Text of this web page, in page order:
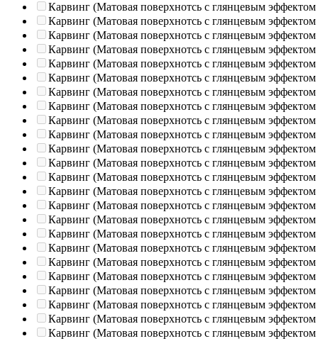
Карвинг (Матовая поверхнотсь с глянцевым эффектом
Карвинг (Матовая поверхнотсь с глянцевым эффектом
Карвинг (Матовая поверхнотсь с глянцевым эффектом
Карвинг (Матовая поверхнотсь с глянцевым эффектом
Карвинг (Матовая поверхнотсь с глянцевым эффектом
Карвинг (Матовая поверхнотсь с глянцевым эффектом
Карвинг (Матовая поверхнотсь с глянцевым эффектом
Карвинг (Матовая поверхнотсь с глянцевым эффектом
Карвинг (Матовая поверхнотсь с глянцевым эффектом
Карвинг (Матовая поверхнотсь с глянцевым эффектом
Карвинг (Матовая поверхнотсь с глянцевым эффектом
Карвинг (Матовая поверхнотсь с глянцевым эффектом
Карвинг (Матовая поверхнотсь с глянцевым эффектом
Карвинг (Матовая поверхнотсь с глянцевым эффектом
Карвинг (Матовая поверхнотсь с глянцевым эффектом
Карвинг (Матовая поверхнотсь с глянцевым эффектом
Карвинг (Матовая поверхнотсь с глянцевым эффектом
Карвинг (Матовая поверхнотсь с глянцевым эффектом
Карвинг (Матовая поверхнотсь с глянцевым эффектом
Карвинг (Матовая поверхнотсь с глянцевым эффектом
Карвинг (Матовая поверхнотсь с глянцевым эффектом
Карвинг (Матовая поверхнотсь с глянцевым эффектом
Карвинг (Матовая поверхнотсь с глянцевым эффектом
Карвинг (Матовая поверхнотсь с глянцевым эффектом